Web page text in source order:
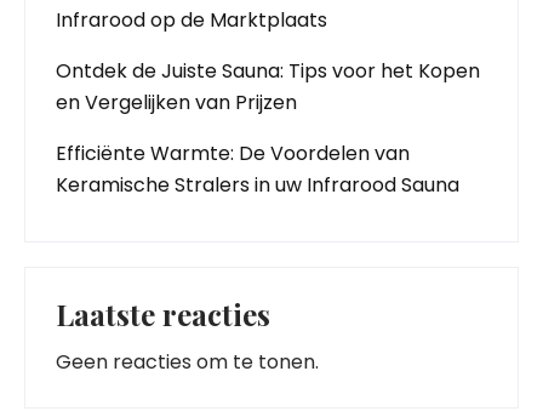
Infrarood op de Marktplaats
Ontdek de Juiste Sauna: Tips voor het Kopen
en Vergelijken van Prijzen
Efficiënte Warmte: De Voordelen van
Keramische Stralers in uw Infrarood Sauna
Laatste reacties
Geen reacties om te tonen.